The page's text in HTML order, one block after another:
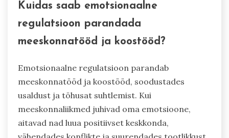
Kuidas saab emotsionaalne
regulatsioon parandada
meeskonnatööd ja koostööd?
Emotsionaalne regulatsioon parandab
meeskonnatööd ja koostööd, soodustades
usaldust ja tõhusat suhtlemist. Kui
meeskonnaliikmed juhivad oma emotsioone,
aitavad nad luua positiivset keskkonda,